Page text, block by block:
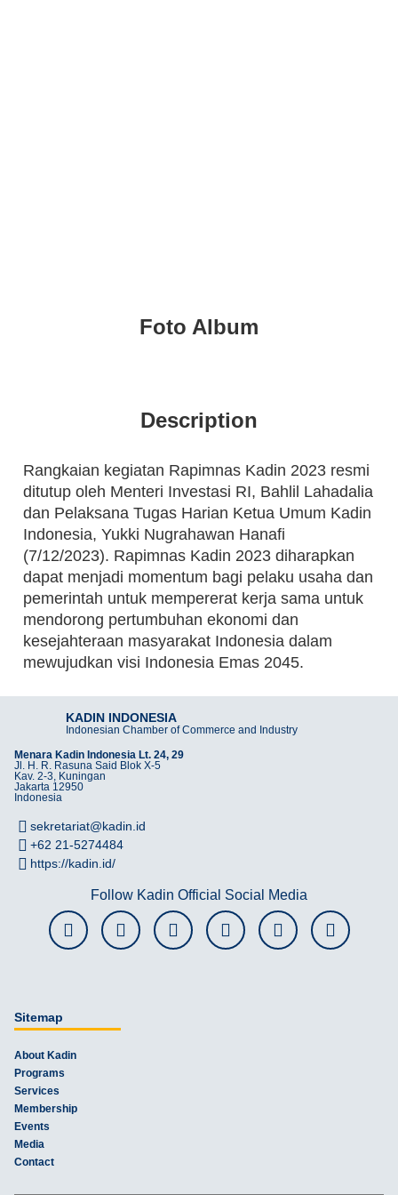
Foto Album
Description
Rangkaian kegiatan Rapimnas Kadin 2023 resmi
ditutup oleh Menteri Investasi RI, Bahlil Lahadalia
dan Pelaksana Tugas Harian Ketua Umum Kadin
Indonesia, Yukki Nugrahawan Hanafi
(7/12/2023). Rapimnas Kadin 2023 diharapkan
dapat menjadi momentum bagi pelaku usaha dan
pemerintah untuk mempererat kerja sama untuk
mendorong pertumbuhan ekonomi dan
kesejahteraan masyarakat Indonesia dalam
mewujudkan visi Indonesia Emas 2045.
KADIN INDONESIA
Indonesian Chamber of Commerce and Industry
Menara Kadin Indonesia Lt. 24, 29
Jl. H. R. Rasuna Said Blok X-5
Kav. 2-3, Kuningan
Jakarta 12950
Indonesia
sekretariat@kadin.id
+62 21-5274484
https://kadin.id/
Follow Kadin Official Social Media
Sitemap
About Kadin
Programs
Services
Membership
Events
Media
Contact